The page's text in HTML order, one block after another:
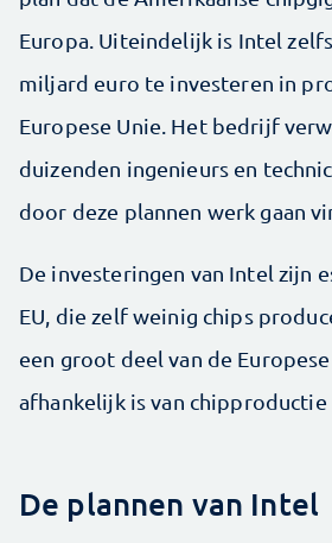
Europa. Uiteindelijk is Intel
miljard euro te investeren in
Europese Unie. Het bedrijf
duizenden ingenieurs en
door deze plannen werk gaan
De investeringen van Intel zijn
EU, die zelf weinig chips
een groot deel van de
afhankelijk is van chipproductie
De plannen van Intel